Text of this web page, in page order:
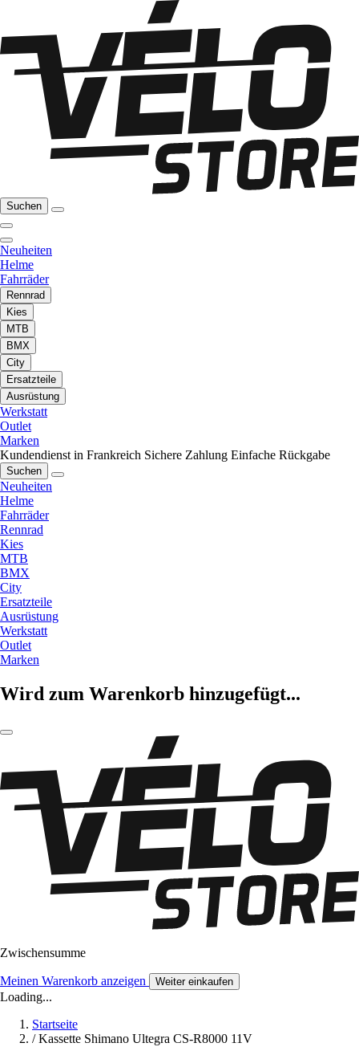
Suchen
Neuheiten
Helme
Fahrräder
Rennrad
Kies
MTB
BMX
City
Ersatzteile
Ausrüstung
Werkstatt
Outlet
Marken
Kundendienst in Frankreich Sichere Zahlung Einfache Rückgabe
Suchen
Neuheiten
Helme
Fahrräder
Rennrad
Kies
MTB
BMX
City
Ersatzteile
Ausrüstung
Werkstatt
Outlet
Marken
Wird zum Warenkorb hinzugefügt...
Zwischensumme
Meinen Warenkorb anzeigen Weiter einkaufen
Loading...
Startseite
/ Kassette Shimano Ultegra CS-R8000 11V